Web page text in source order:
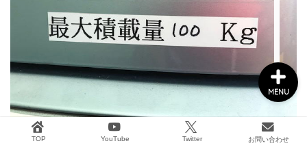
TOP YouTube Twitter お問い合わせ
MENU
GARMIN